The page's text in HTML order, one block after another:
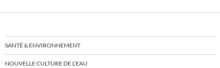
SANTÉ & ENVIRONNEMENT
NOUVELLE CULTURE DE L’EAU